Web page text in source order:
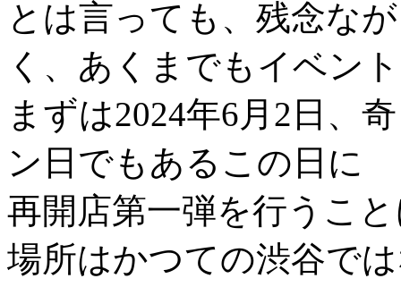
とは言っても、残念な
く、あくまでもイベン
まずは2024年6月2日、
ン日でもあるこの日に
再開店第一弾を行うこ
場所はかつての渋谷で